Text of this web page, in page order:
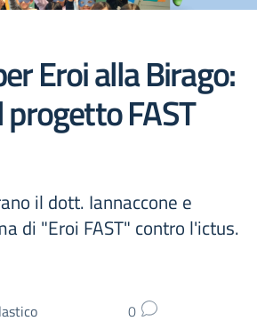
Eroi alla Birago:
FAST
il dott. Iannaccone e
di "Eroi FAST" contro l'ictus.
0